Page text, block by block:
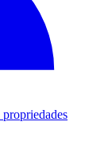
propriedades